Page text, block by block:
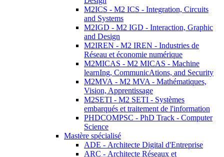
M2ICS - M2 ICS - Integration, Circuits
and Systems
M2IGD - M2 IGD - Interaction, Graphic
and Design
M2IREN - M2 IREN - Industries de
Réseau et économie numérique
M2MICAS - M2 MICAS - Machine
learnIng, CommunicAtions, and Security
M2MVA - M2 MVA - Mathématiques,
Vision, Apprentissage
M2SETI - M2 SETI - Systèmes
embarqués et traitement de l'information
PHDCOMPSC - PhD Track - Computer
Science
Mastère spécialisé
ADE - Architecte Digital d'Entreprise
ARC - Architecte Réseaux et